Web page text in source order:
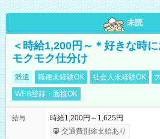
未読
＜時給1,200円～＊好きな時
モクモク仕分け
派遣 職種未経験OK 社会人未経験OK
WEB登録・面接OK
給与
時給1,200円～1,625円
交通費別途支給あり